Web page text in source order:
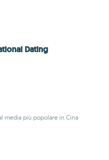
Dating
media più popolare in Cina